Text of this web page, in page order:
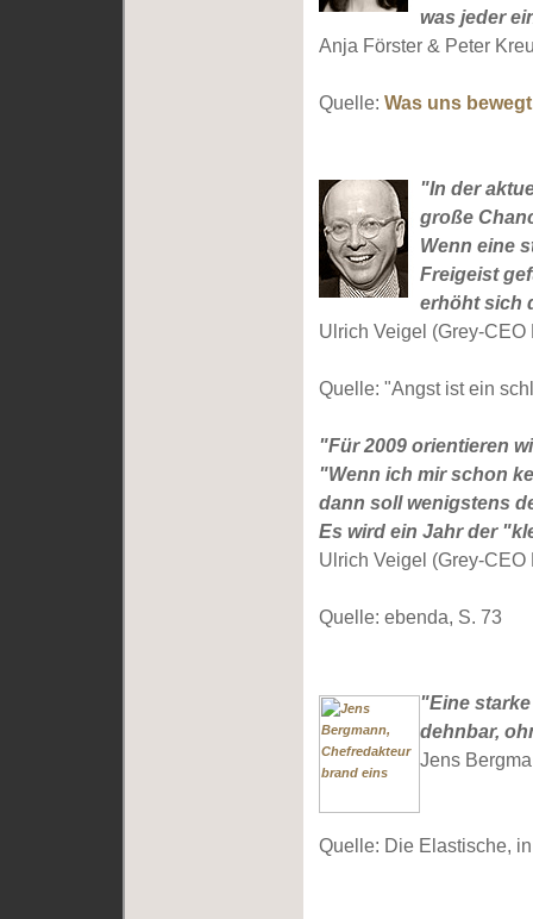
was jeder
Anja Förster & Peter
Quelle: Was uns
"In der
große
Wenn eine
Freigeist
erhöht sich
Ulrich Veigel (Grey-CEO
Quelle: "Angst ist ein
"Für 2009 orientieren
"Wenn ich mir schon
dann soll wenigstens
Es wird ein Jahr der
Ulrich Veigel (Grey-CEO
Quelle: ebenda, S. 73
"Eine
dehnbar,
Jens
Quelle: Die Elastische,